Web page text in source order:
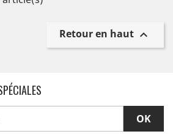
Retour en haut 